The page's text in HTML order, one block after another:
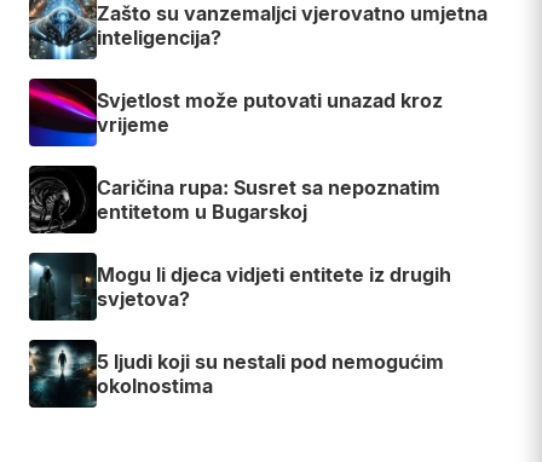
Zašto su vanzemaljci vjerovatno umjetna
inteligencija?
Svjetlost može putovati unazad kroz
vrijeme
Caričina rupa: Susret sa nepoznatim
entitetom u Bugarskoj
Mogu li djeca vidjeti entitete iz drugih
svjetova?
5 ljudi koji su nestali pod nemogućim
okolnostima